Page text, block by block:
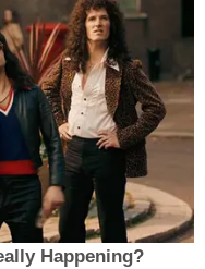
Happening?